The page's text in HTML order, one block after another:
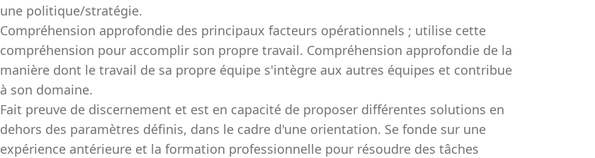
une politique/stratégie.
Compréhension approfondie des principaux facteurs opérationnels ; utilise cette
compréhension pour accomplir son propre travail. Compréhension approfondie de la
manière dont le travail de sa propre équipe s'intègre aux autres équipes et contribue
à son domaine.
Fait preuve de discernement et est en capacité de proposer différentes solutions en
dehors des paramètres définis, dans le cadre d'une orientation. Se fonde sur une
expérience antérieure et la formation professionnelle pour résoudre des tâches